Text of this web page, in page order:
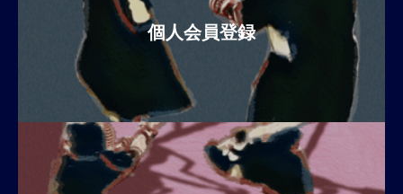
,
2
¥
9
1
個人会員登録